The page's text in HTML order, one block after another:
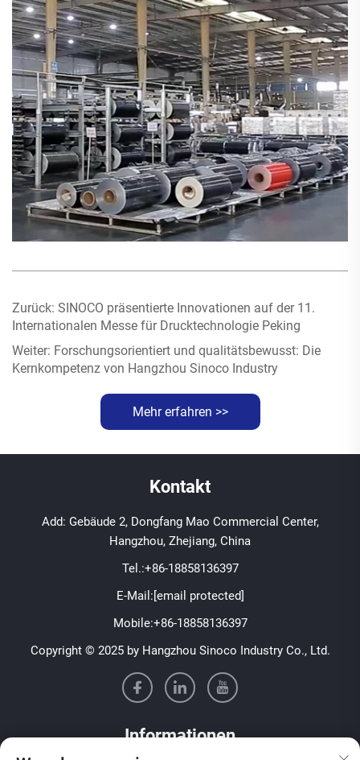
Zurück: SINOCO präsentierte Innovationen auf der 11.
Internationalen Messe für Drucktechnologie Peking
Weiter: Forschungsorientiert und qualitätsbewusst: Die
Kernkompetenz von Hangzhou Sinoco Industry
Mehr erfahren >>
Kontakt
Add: Gebäude 2, Dongfang Mao Commercial Center,
Hangzhou, Zhejiang, China
Tel.:+86-18858136397
E-Mail:[email protected]
Mobile:+86-18858136397
Copyright © 2025 by Hangzhou Sinoco Industry Co., Ltd.
Informationen